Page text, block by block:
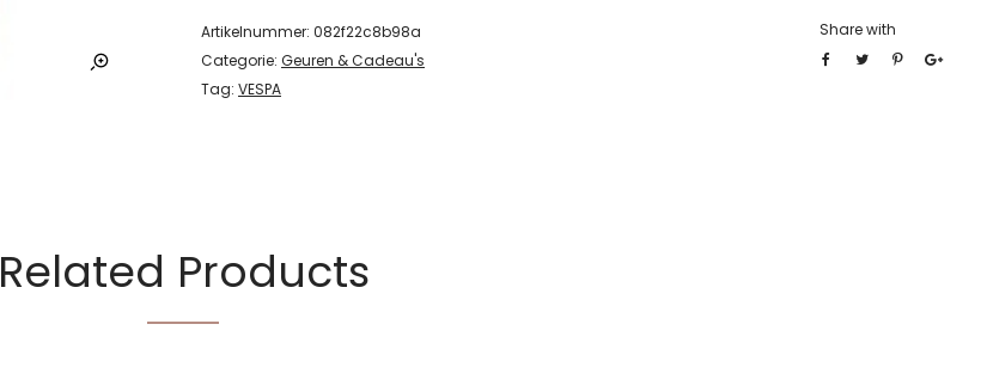
Artikelnummer: 082f22c8b98a
Categorie: Geuren & Cadeau's
Tag: VESPA
Share with
Related Products